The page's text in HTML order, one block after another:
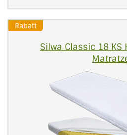
Rabatt
Silwa Classic 18